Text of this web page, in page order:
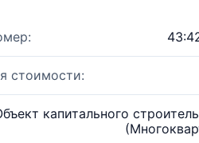
стоимости:
капитального